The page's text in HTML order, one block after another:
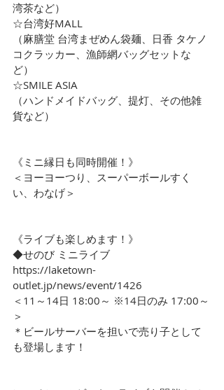
湾茶など）
☆台湾好MALL
（麻膳堂 台湾まぜめん袋麺、日香 タケノ
コクラッカー、漁師網バッグセットな
ど）
☆SMILE ASIA
（ハンドメイドバッグ、提灯、その他雑
貨など）
《ミニ縁日も同時開催！》
＜ヨーヨーつり、スーパーボールすく
い、わなげ＞
《ライブも楽しめます！》
◆せのび ミニライブ
https://laketown-
outlet.jp/news/event/1426
＜11～14日 18:00～ ※14日のみ 17:00～
＞
＊ビールサーバーを担いで売り子として
も登場します！